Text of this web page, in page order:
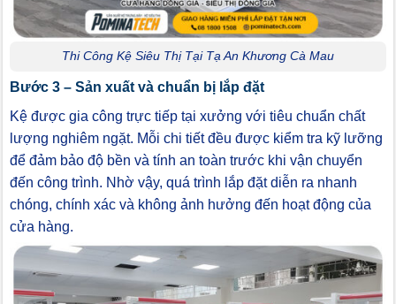
Thi Công Kệ Siêu Thị Tại Tạ An Khương Cà Mau
Bước 3 – Sản xuất và chuẩn bị lắp đặt
Kệ được gia công trực tiếp tại xưởng với tiêu chuẩn chất
lượng nghiêm ngặt. Mỗi chi tiết đều được kiểm tra kỹ lưỡng
để đảm bảo độ bền và tính an toàn trước khi vận chuyển
đến công trình. Nhờ vậy, quá trình lắp đặt diễn ra nhanh
chóng, chính xác và không ảnh hưởng đến hoạt động của
cửa hàng.